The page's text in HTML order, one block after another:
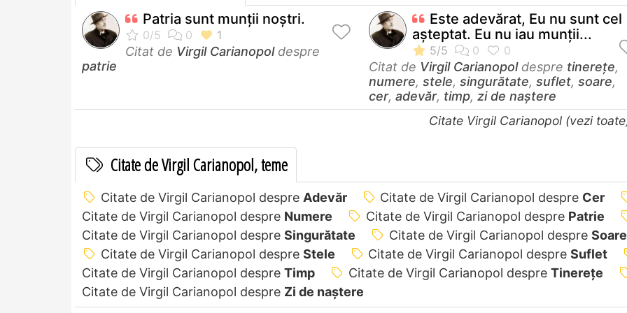
Patria sunt munţii noştri.
Citat de Virgil Carianopoldespre
patrie
Este adevărat, Eu nu sunt cel
aşteptat. Eu nu iau munţii...
Citat de Virgil Carianopoldespre tinerețe,
numere, stele, singurătate, suflet, soare,
cer, adevăr, timp, zi de naștere
Citate Virgil Carianopol (vezi
Citate de Virgil Carianopol, teme
Citate de Virgil Carianopol despre Adevăr Citate de Virgil Carianopol despre Cer
Citate de Virgil Carianopol despre Numere Citate de Virgil Carianopol despre Patrie
Citate de Virgil Carianopol despre Singurătate Citate de Virgil Carianopol despre Soare
Citate de Virgil Carianopol despre Stele Citate de Virgil Carianopol despre Suflet
Citate de Virgil Carianopol despre Timp Citate de Virgil Carianopol despre Tinerețe
Citate de Virgil Carianopol despre Zi de naștere